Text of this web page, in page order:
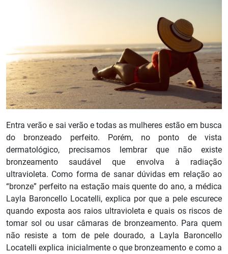
Entra verão e sai verão e todas as mulheres estão em busca
do bronzeado perfeito. Porém, no ponto de vista
dermatológico, precisamos lembrar que não existe
bronzeamento saudável que envolva à radiação
ultravioleta. Como forma de sanar dúvidas em relação ao
“bronze” perfeito na estação mais quente do ano, a médica
Layla Baroncello Locatelli, explica por que a pele escurece
quando exposta aos raios ultravioleta e quais os riscos de
tomar sol ou usar câmaras de bronzeamento. Para quem
não resiste a tom de pele dourado, a Layla Baroncello
Locatelli explica inicialmente o que bronzeamento e como a